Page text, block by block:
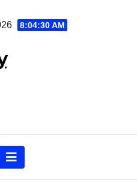
8:04:31 AM